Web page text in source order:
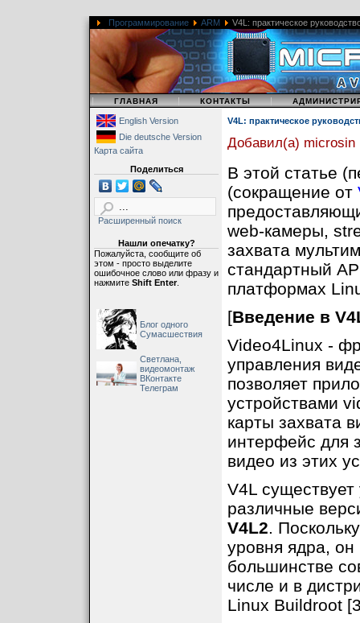
Программирование ARM V4L: практическое
| ГЛАВНАЯ | КОНТАКТЫ |
English Version
Die deutsche Version
Карта сайта
Поделиться
Расширенный поиск
Нашли опечатку?
Пожалуйста, сообщите об
этом - просто выделите
ошибочное слово или фразу и
нажмите Shift Enter.
Блог одного
Сумасшествия
Светлана,
видеомонтаж
ВКонтакте
Телеграм
V4L: практическое
Добавил(а) microsin
В этой статье
(сокращение от
web-камеры,
захвата
стандартный
платформах
[Введение в
Video4Linux -
управления
позволяет
устройствами
карты захвата
интерфейс для
видео из этих
V4L
различные
V4L2.
уровня ядра, он
большинстве
числе и в
Linux Buildroot